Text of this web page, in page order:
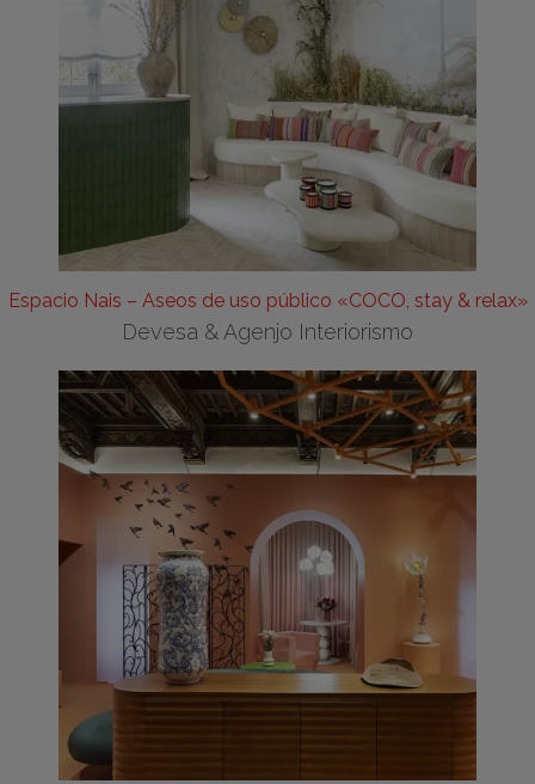
Espacio Nais – Aseos de uso público «COCO, stay & relax»
Devesa & Agenjo Interiorismo